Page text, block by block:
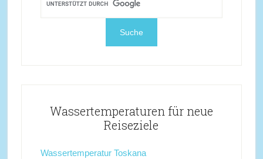
Wassertemperaturen für neue
Reiseziele
Wassertemperatur Toskana